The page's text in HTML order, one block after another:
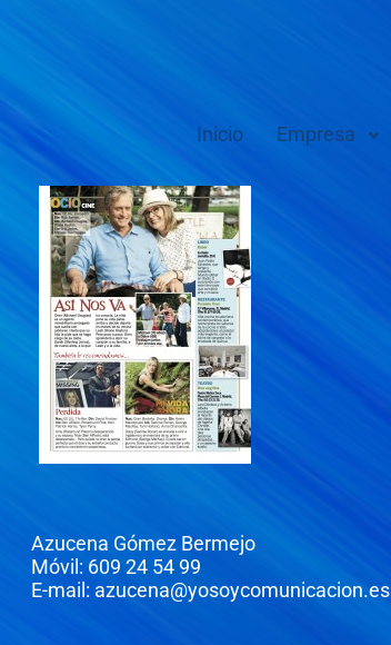
Inicio Empresa
Azucena Gómez Bermejo
Móvil: 609 24 54 99
E-mail: azucena@yosoycomunicacion.es